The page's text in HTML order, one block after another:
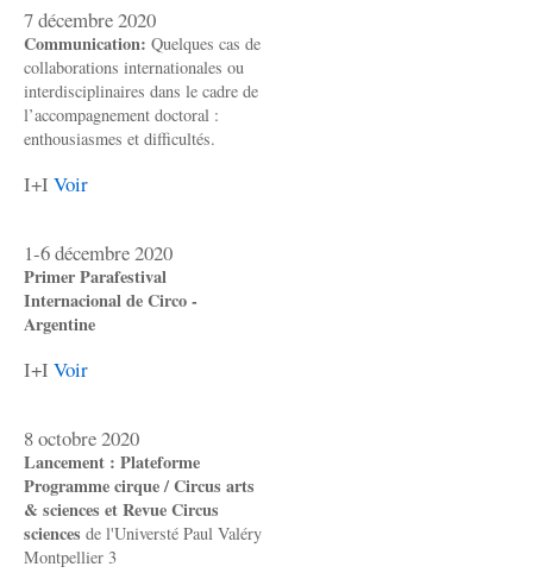
7 décembre 2020
Communication: Quelques cas de
collaborations internationales ou
interdisciplinaires dans le cadre de
l’accompagnement doctoral :
enthousiasmes et difficultés.
I+I Voir
1-6 décembre 2020
Primer Parafestival
Internacional de Circo -
Argentine
I+I Voir
8 octobre 2020
Lancement : Plateforme
Programme cirque / Circus arts
& sciences et Revue Circus
sciences de l'Universté Paul Valéry
Montpellier 3